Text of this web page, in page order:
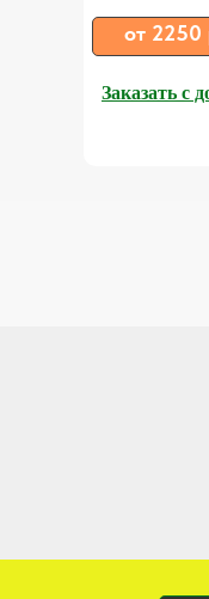
от 2250
Заказать с